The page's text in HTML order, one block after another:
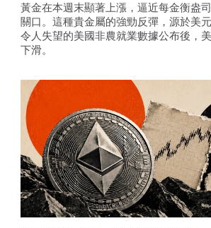
黃金在本週末顯著上漲，逼近每金衡盎
關口。這種貴金屬的強勁反彈，源於美
令人失望的美國非農就業數據公布後，
下滑。